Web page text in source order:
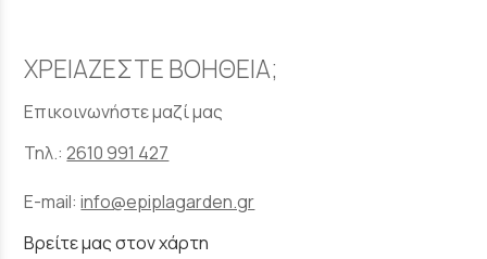
ΧΡΕΙΑΖΕΣΤΕ ΒΟΗΘΕΙΑ;
Επικοινωνήστε μαζί μας
Τηλ.:2610 991 427
E-mail:info@epiplagarden.gr
Βρείτε μας στον χάρτη